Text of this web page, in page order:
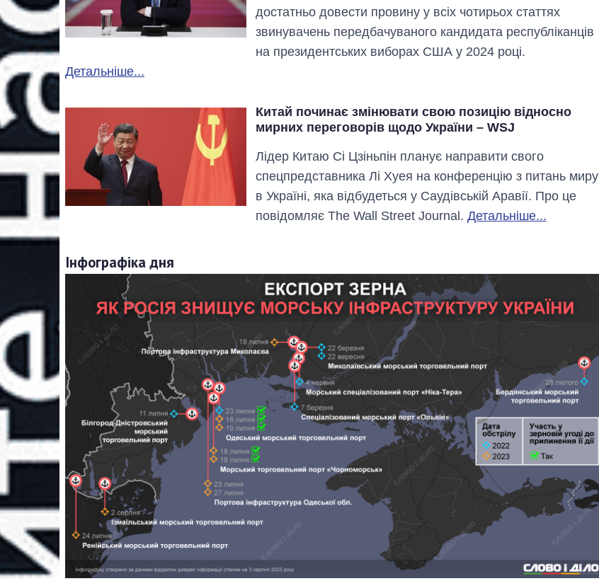
достатньо довести провину у всіх чотирьох статтях
звинувачень передбачуваного кандидата республіканців
на президентських виборах США у 2024 році.
Детальніше...
Китай починає змінювати свою позицію відносно
мирних переговорів щодо України – WSJ
Лідер Китаю Сі Цзіньпін планує направити свого
спецпредставника Лі Хуея на конференцію з питань миру
в Україні, яка відбудеться у Саудівській Аравії. Про це
повідомляє The Wall Street Journal. Детальніше...
Інфографіка дня